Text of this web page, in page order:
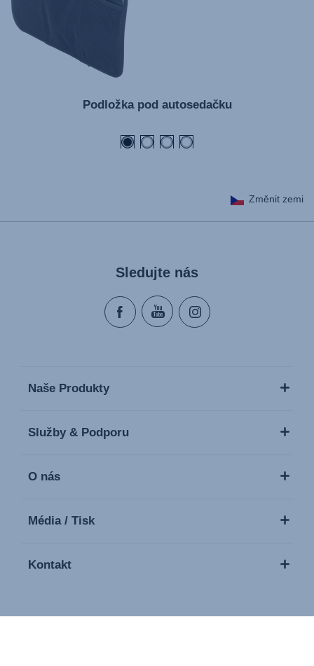
Podložka pod autosedačku
Změnit zemi
Sledujte nás
Naše Produkty
Služby & Podporu
O nás
Média / Tisk
Kontakt